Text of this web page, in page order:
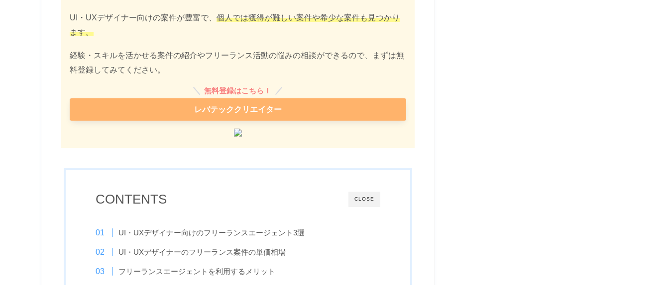
UI・UXデザイナー向けの案件が豊富で、個人では獲得が難しい案件や希少な案件も見つかり
ます。
経験・スキルを活かせる案件の紹介やフリーランス活動の悩みの相談ができるので、まずは無
料登録してみてください。
無料登録はこちら！
レバテッククリエイター
CLOSE
CONTENTS
UI・UXデザイナー向けのフリーランスエージェント3選
UI・UXデザイナーのフリーランス案件の単価相場
フリーランスエージェントを利用するメリット